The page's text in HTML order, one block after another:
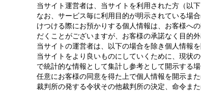
当サイト運営者は、当サイトを利用された方（以
なお、サービス毎に利用目的が明示されている場
けつける際にお預かりする個人情報は、お客様へ
だくことがございますが、お客様の承諾なく目的
当サイトの運営者は、以下の場合を除き個人情報
当サイトをより良いものにしていくために、現状
で統計的な情報として集計し参考として開示する
任意にお客様の同意を得た上で個人情報を開示ま
裁判所の発する令状その他裁判所の決定、命令ま